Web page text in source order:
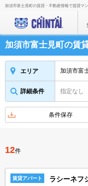
加須市富士見町の賃貸・不動産情報で賃貸マ
加須市富士見町の賃
エリア 加須市富
詳細条件 指定なし
条件保存
12件
賃貸アパート ラシーネ